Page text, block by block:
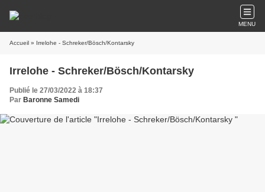
MENU
Accueil » Irrelohe - Schreker/Bösch/Kontarsky
Irrelohe - Schreker/Bösch/Kontarsky
Publié le 27/03/2022 à 18:37
Par Baronne Samedi